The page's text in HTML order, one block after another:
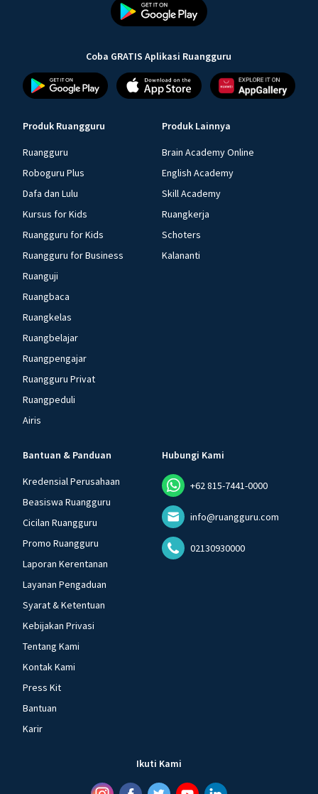
Coba GRATIS Aplikasi Ruangguru
Produk Ruangguru
Ruangguru
Roboguru Plus
Dafa dan Lulu
Kursus for Kids
Ruangguru for Kids
Ruangguru for Business
Ruanguji
Ruangbaca
Ruangkelas
Ruangbelajar
Ruangpengajar
Ruangguru Privat
Ruangpeduli
Airis
Produk Lainnya
Brain Academy Online
English Academy
Skill Academy
Ruangkerja
Schoters
Kalananti
Bantuan & Panduan
Kredensial Perusahaan
Beasiswa Ruangguru
Cicilan Ruangguru
Promo Ruangguru
Laporan Kerentanan
Layanan Pengaduan
Syarat & Ketentuan
Kebijakan Privasi
Tentang Kami
Kontak Kami
Press Kit
Bantuan
Karir
Hubungi Kami
+62 815-7441-0000
info@ruangguru.com
02130930000
Ikuti Kami